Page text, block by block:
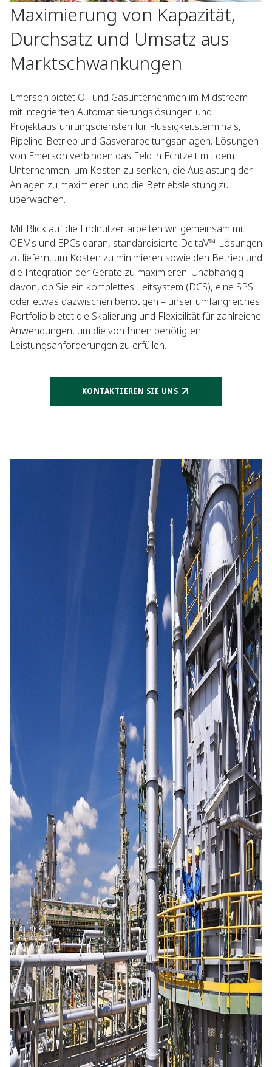
Maximierung von Kapazität,
Durchsatz und Umsatz aus
Marktschwankungen
Emerson bietet Öl- und Gasunternehmen im Midstream
mit integrierten Automatisierungslösungen und
Projektausführungsdiensten für Flüssigkeitsterminals,
Pipeline-Betrieb und Gasverarbeitungsanlagen. Lösungen
von Emerson verbinden das Feld in Echtzeit mit dem
Unternehmen, um Kosten zu senken, die Auslastung der
Anlagen zu maximieren und die Betriebsleistung zu
überwachen.
Mit Blick auf die Endnutzer arbeiten wir gemeinsam mit
OEMs und EPCs daran, standardisierte DeltaV™ Lösungen
zu liefern, um Kosten zu minimieren sowie den Betrieb und
die Integration der Geräte zu maximieren. Unabhängig
davon, ob Sie ein komplettes Leitsystem (DCS), eine SPS
oder etwas dazwischen benötigen – unser umfangreiches
Portfolio bietet die Skalierung und Flexibilität für zahlreiche
Anwendungen, um die von Ihnen benötigten
Leistungsanforderungen zu erfüllen.
KONTAKTIEREN SIE UNS